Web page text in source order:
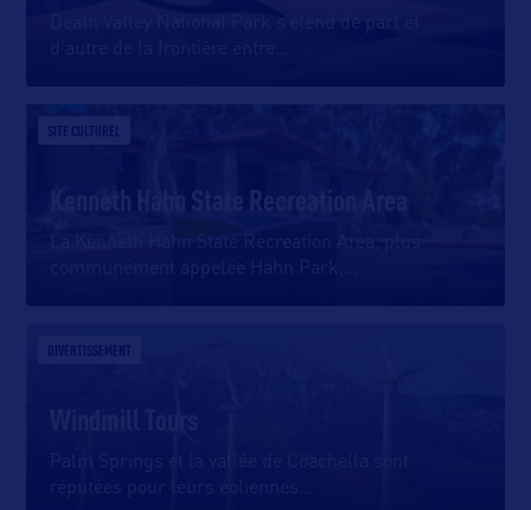
SITE CULTUREL
Kenneth Hahn State Recreation Area
DIVERTISSEMENT